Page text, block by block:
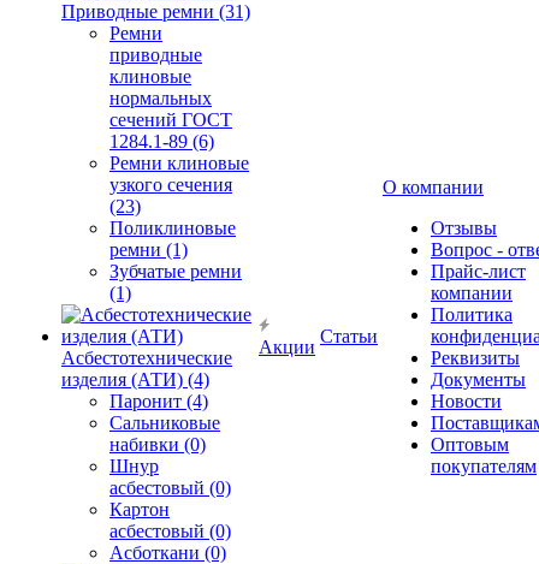
Приводные ремни (31)
Ремни
приводные
клиновые
нормальных
сечений ГОСТ
1284.1-89 (6)
Ремни клиновые
узкого сечения
(23)
Поликлиновые
ремни (1)
Зубчатые ремни
(1)
Асбестотехнические
изделия (АТИ) (4)
Паронит (4)
Сальниковые
набивки (0)
Шнур
асбестовый (0)
Картон
асбестовый (0)
Асботкани (0)
Акции
Статьи
О компании
Отзывы
Вопрос -
Прайс-лист
компании
Политика
Реквизиты
Документы
Новости
Оптовым
покупателям